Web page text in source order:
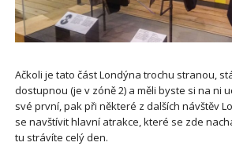
Ačkoli je tato část Londýna trochu stranou,
dostupnou (je v zóně 2) a měli byste si na ni
své první, pak při některé z dalších návštěv
se navštívit hlavní atrakce, které se zde
tu strávíte celý den.